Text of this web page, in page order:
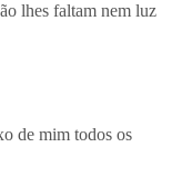
lhes faltam nem luz
de mim todos os